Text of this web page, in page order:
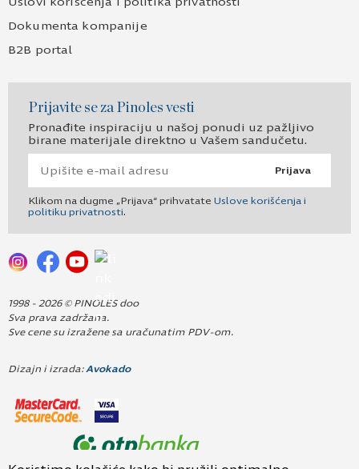
Dokumenta kompanije
B2B portal
Prijavite se za Pinoles vesti
Pronađite inspiraciju u našoj ponudi uz pažljivo
birane materijale direktno u Vašem sandučetu.
Prijava
Klikom na dugme „Prijava“ prihvatate Uslove korišćenja i
politiku privatnosti.
1998 - 2026 © PINOLES doo
Sva prava zadržana.
Sve cene su izražene sa uračunatim PDV-om.
Dizajn i izrada:Avokado